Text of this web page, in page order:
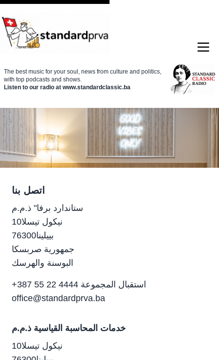
The best music for your soul, news from culture and politics,
with top podcasts and shows.
Listen to our radio at www.standardclassic.ba
اتصل بنا
ستاندارد برفا" ذ.م.م
10نيكول تيسلا
76300بييلينا
جمهورية صربسكا
البوسنة والهرسك
+387 55 22 4444 استقبال المجموعة
office@standardprva.ba
خدمات المحاسبة القياسية ذ.م.م
10نيكول تيسلا